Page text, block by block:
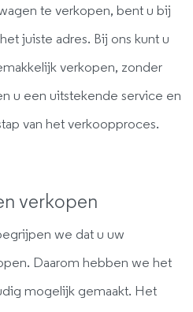
te verkopen, bent u bij
juiste adres. Bij ons kunt u
verkopen, zonder
u een uitstekende service en
van het verkoopproces.
verkopen
we dat u uw
Daarom hebben we het
mogelijk gemaakt. Het